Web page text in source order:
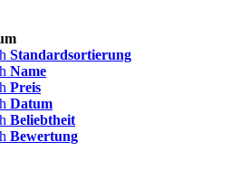
Standardsortierung
Name
Preis
Datum
Beliebtheit
Bewertung